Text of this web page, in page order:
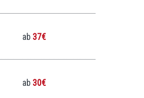
ab37€
ab30€